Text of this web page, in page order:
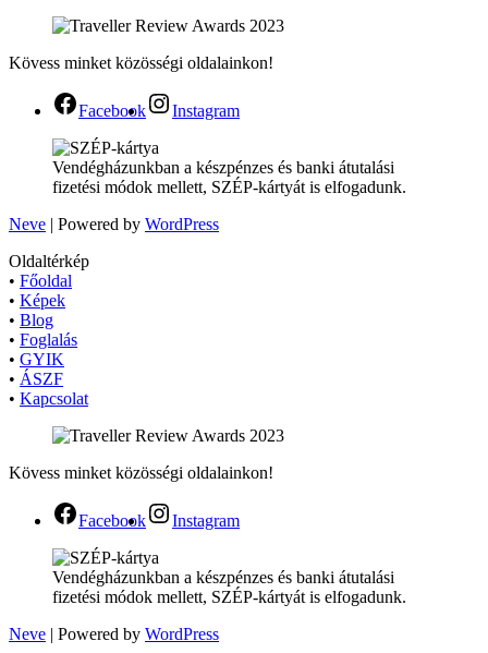
Kövess minket közösségi oldalainkon!
Facebook Instagram
Vendégházunkban a készpénzes és banki átutalási
fizetési módok mellett, SZÉP-kártyát is elfogadunk.
Neve | Powered by WordPress
Oldaltérkép
• Főoldal
• Képek
• Blog
• Foglalás
• GYIK
• ÁSZF
• Kapcsolat
Kövess minket közösségi oldalainkon!
Facebook Instagram
Vendégházunkban a készpénzes és banki átutalási
fizetési módok mellett, SZÉP-kártyát is elfogadunk.
Neve | Powered by WordPress